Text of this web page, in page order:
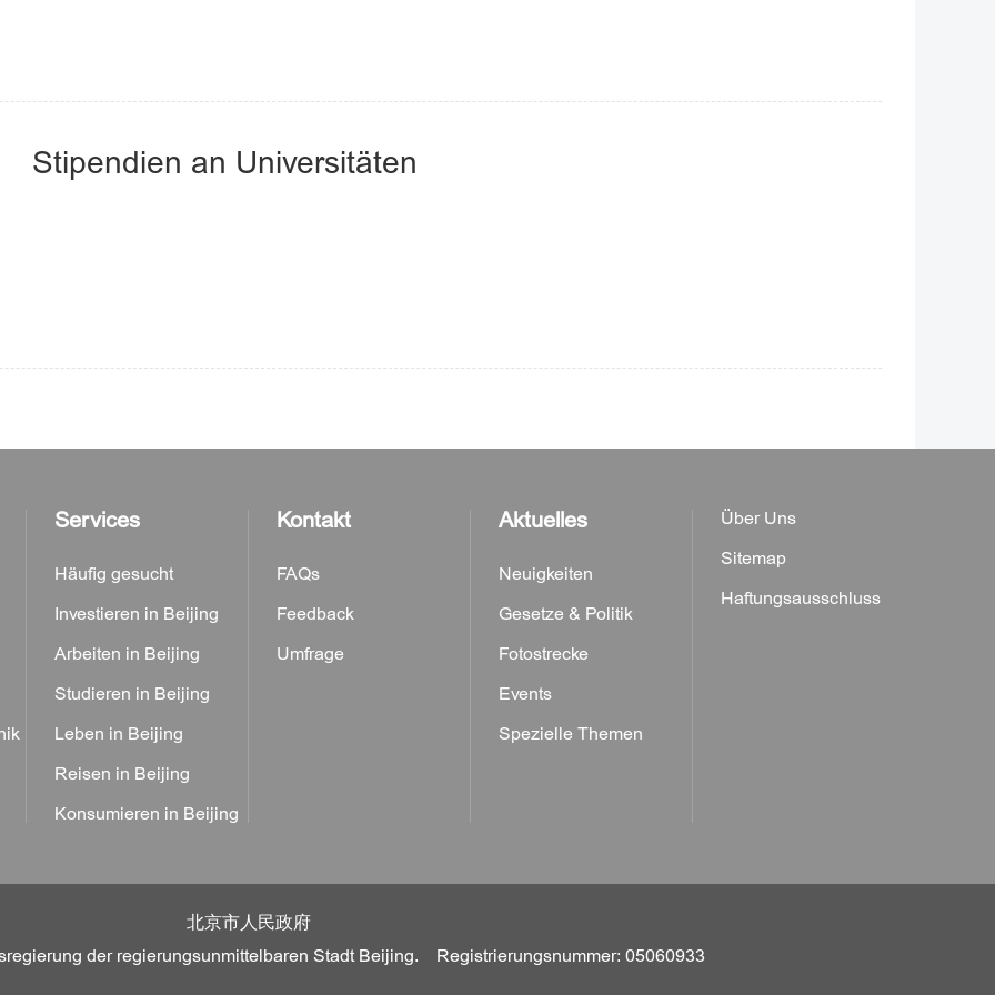
Stipendien an Universitäten
Services
Häufig gesucht
Investieren in Beijing
Arbeiten in Beijing
Studieren in Beijing
Leben in Beijing
Reisen in Beijing
Konsumieren in Beijing
Kontakt
FAQs
Feedback
Umfrage
Aktuelles
Neuigkeiten
Gesetze & Politik
Fotostrecke
Events
Spezielle Themen
Über Uns
Sitemap
Haftungsausschluss
北京市人民政府
der regierungsunmittelbaren Stadt Beijing. Registrierungsnummer: 05060933